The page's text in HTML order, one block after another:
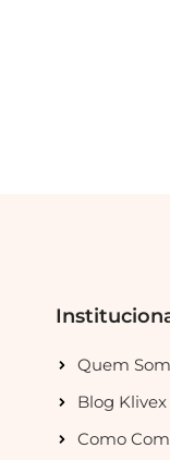
Quem
Blog Klivex
Como